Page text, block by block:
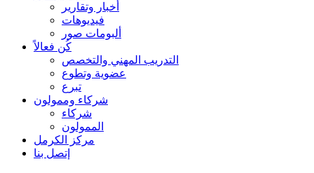
أخبار وتقارير
فيديوهات
ألبومات صور
كُن فعالاً
التدريب المهني والتخصص
عضوية وتطوع
تبرع
شركاء وممولون
شركاء
الممولون
مركز الكرمل
إتصل بنا